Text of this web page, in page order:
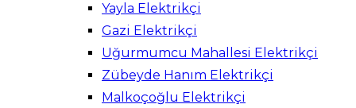
Yayla Elektrikçi
Gazi Elektrikçi
Uğurmumcu Mahallesi Elektrikçi
Zübeyde Hanım Elektrikçi
Malkoçoğlu Elektrikçi